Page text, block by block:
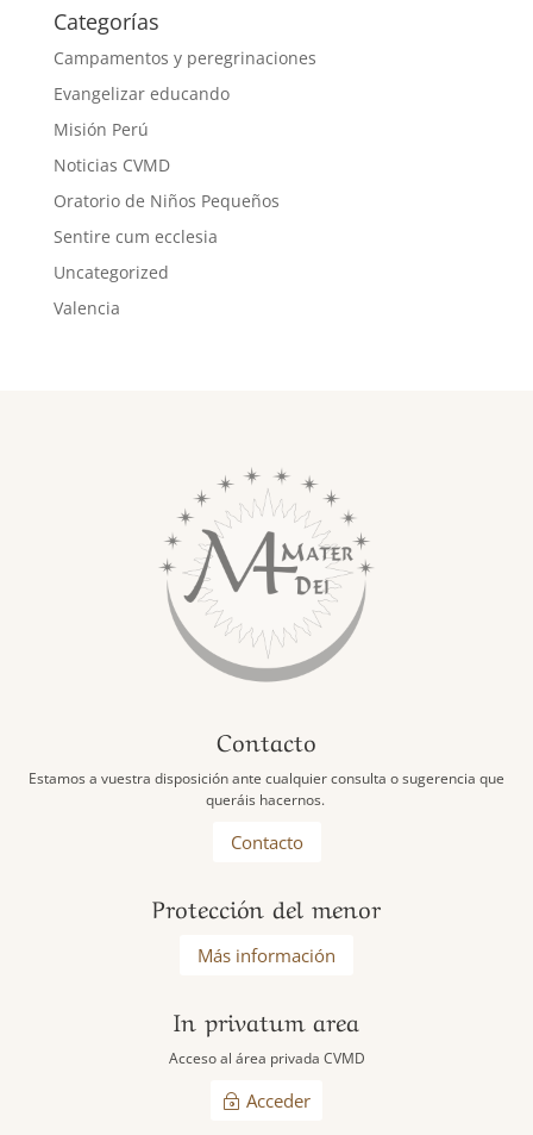
Categorías
Campamentos y peregrinaciones
Evangelizar educando
Misión Perú
Noticias CVMD
Oratorio de Niños Pequeños
Sentire cum ecclesia
Uncategorized
Valencia
Contacto
Estamos a vuestra disposición ante cualquier consulta o sugerencia que
queráis hacernos.
Contacto
Protección del menor
Más información
In privatum area
Acceso al área privada CVMD
Acceder